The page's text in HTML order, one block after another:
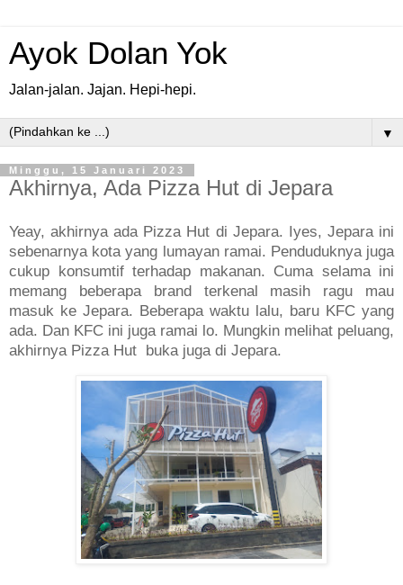
Ayok Dolan Yok
Jalan-jalan. Jajan. Hepi-hepi.
▼
Minggu, 15 Januari 2023
Akhirnya, Ada Pizza Hut di Jepara
Yeay, akhirnya ada Pizza Hut di Jepara. Iyes, Jepara ini
sebenarnya kota yang lumayan ramai. Penduduknya juga
cukup konsumtif terhadap makanan. Cuma selama ini
memang beberapa brand terkenal masih ragu mau
masuk ke Jepara. Beberapa waktu lalu, baru KFC yang
ada. Dan KFC ini juga ramai lo. Mungkin melihat peluang,
akhirnya Pizza Hut buka juga di Jepara.